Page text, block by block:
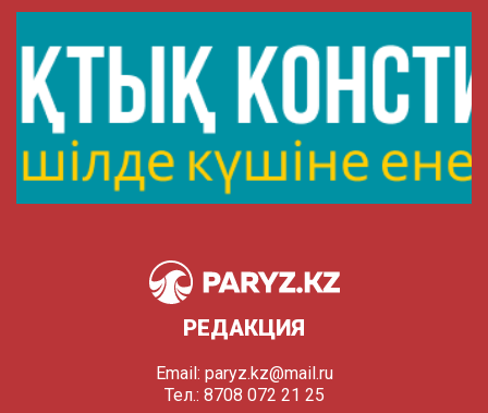
РЕДАКЦИЯ
Email: paryz.kz@mail.ru
Тел.: 8708 072 21 25